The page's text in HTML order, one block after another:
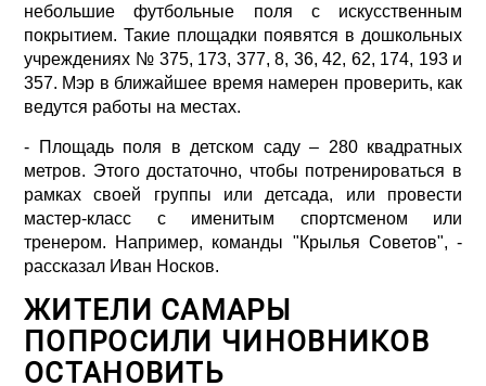
небольшие футбольные поля с искусственным
покрытием. Такие площадки появятся в дошкольных
учреждениях № 375, 173, 377, 8, 36, 42, 62, 174, 193 и
357. Мэр в ближайшее время намерен проверить, как
ведутся работы на местах.
- Площадь поля в детском саду – 280 квадратных
метров. Этого достаточно, чтобы потренироваться в
рамках своей группы или детсада, или провести
мастер-класс с именитым спортсменом или
тренером. Например, команды "Крылья Советов", -
рассказал Иван Носков.
ЖИТЕЛИ САМАРЫ
ПОПРОСИЛИ ЧИНОВНИКОВ
ОСТАНОВИТЬ